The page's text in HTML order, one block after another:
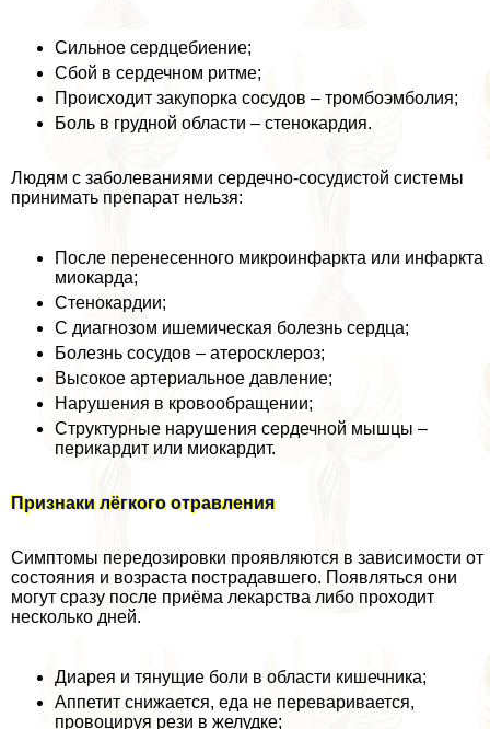
Сильное сердцебиение;
Сбой в сердечном ритме;
Происходит закупорка сосудов – тромбоэмболия;
Боль в грудной области – стенокардия.
Людям с заболеваниями сердечно-сосудистой системы
принимать препарат нельзя:
После перенесенного микроинфаркта или инфаркта
миокарда;
Стенокардии;
С диагнозом ишемическая болезнь сердца;
Болезнь сосудов – атеросклероз;
Высокое артериальное давление;
Нарушения в кровообращении;
Структурные нарушения сердечной мышцы –
перикардит или миокардит.
Признаки лёгкого отравления
Симптомы передозировки проявляются в зависимости от
состояния и возраста пострадавшего. Появляться они
могут сразу после приёма лекарства либо проходит
несколько дней.
Диарея и тянущие боли в области кишечника;
Аппетит снижается, еда не переваривается,
провоцируя рези в желудке;